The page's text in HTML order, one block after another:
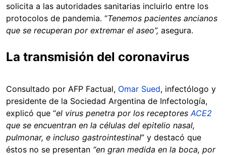
solicita a las autoridades sanitarias incluirlo entre los
protocolos de pandemia. “Tenemos pacientes ancianos
que se recuperan por extremar el aseo”, asegura.
La transmisión del coronavirus
Consultado por AFP Factual, Omar Sued, infectólogo y
presidente de la Sociedad Argentina de Infectología,
explicó que “el virus penetra por los receptores ACE2
que se encuentran en la células del epitelio nasal,
pulmonar, e incluso gastrointestinal” y destacó que
éstos no se presentan “en gran medida en la boca, por